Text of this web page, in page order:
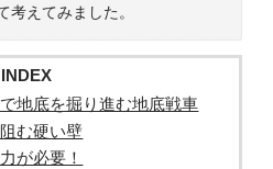
考えてみました。
INDEX
地底を掘り進む地底戦車
む硬い壁
が必要！